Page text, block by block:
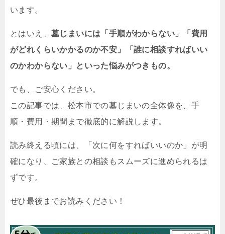
います。
とはいえ、 墓じまいには「手順がわからない」「費用
がどれくらいかかるのか不安」「誰に相談すればいい
のかわからない」といった悩みがつきもの。
でも、ご安心ください。
この記事では、松本市での墓じまいの全体像を、手
順・費用・期間まで徹底的に解説します。
読み終える頃には、「次に何をすればいいのか」が明
確になり、ご家族との相談もスムーズに進められるは
ずです。
ぜひ最後までお読みください！